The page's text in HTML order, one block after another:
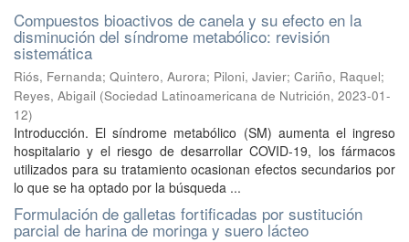
Compuestos bioactivos de canela y su efecto en la
disminución del síndrome metabólico: revisión
sistemática
Riós, Fernanda; Quintero, Aurora; Piloni, Javier; Cariño, Raquel;
Reyes, Abigail (Sociedad Latinoamericana de Nutrición, 2023-01-
12)
Introducción. El síndrome metabólico (SM) aumenta el ingreso
hospitalario y el riesgo de desarrollar COVID-19, los fármacos
utilizados para su tratamiento ocasionan efectos secundarios por
lo que se ha optado por la búsqueda ...
Formulación de galletas fortificadas por sustitución
parcial de harina de moringa y suero lácteo